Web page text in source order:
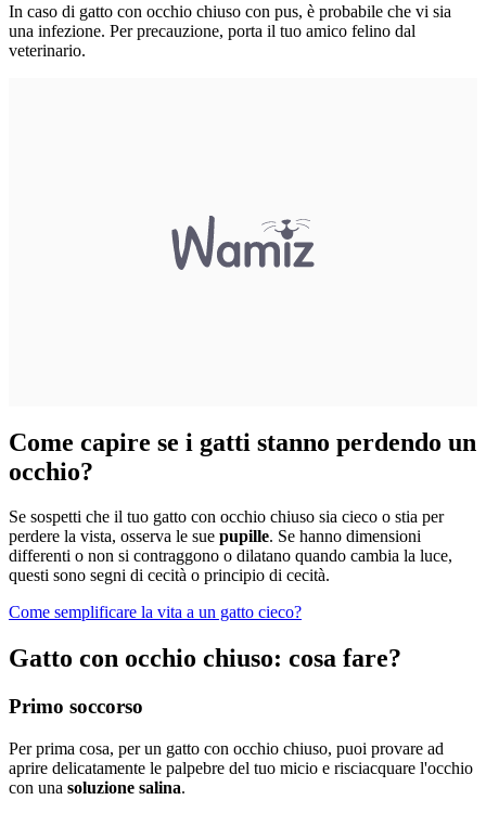
In caso di gatto con occhio chiuso con pus, è probabile che vi sia
una infezione. Per precauzione, porta il tuo amico felino dal
veterinario.
Come capire se i gatti stanno perdendo un
occhio?
Se sospetti che il tuo gatto con occhio chiuso sia cieco o stia per
perdere la vista, osserva le sue pupille. Se hanno dimensioni
differenti o non si contraggono o dilatano quando cambia la luce,
questi sono segni di cecità o principio di cecità.
Come semplificare la vita a un gatto cieco?
Gatto con occhio chiuso: cosa fare?
Primo soccorso
Per prima cosa, per un gatto con occhio chiuso, puoi provare ad
aprire delicatamente le palpebre del tuo micio e risciacquare l'occhio
con una soluzione salina.